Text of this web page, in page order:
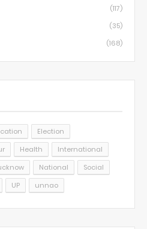
(117)
(35)
(168)
Election
Health
International
National
Social
UP unnao